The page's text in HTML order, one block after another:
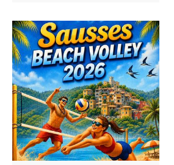
Fête avec repas festif,
concours de boules, défilé aux
lampions, atelier enfants, bal le
samedi, tournoi de Beach-
Volley, barbecue party et bal
masqué "Anges et Démon" le
dimanche.